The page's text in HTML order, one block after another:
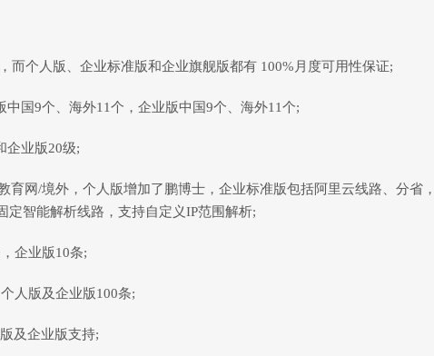
个人版、企业标准版和企业旗舰版都有 100%月度可用性保证;
国9个、海外11个，企业版中国9个、海外11个;
业版20级;
网/境外，个人版增加了鹏博士，企业标准版包括阿里云线路、分省，
智能解析线路，支持自定义IP范围解析;
企业版10条;
人版及企业版100条;
及企业版支持;